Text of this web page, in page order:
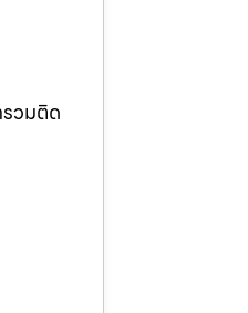
วมติด